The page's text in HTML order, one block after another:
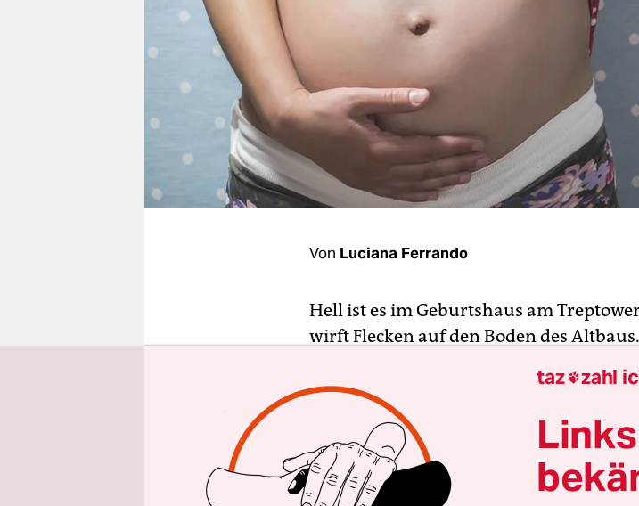
verlag
veranstaltungen
shop
fragen & hilfe
unterstützen
abo
Von Luciana Ferrando
Hell ist es im Geburtshaus am
wirft Flecken auf den Boden des
miteinander. An den Wänden hängen
Willkommenskarten, Blumen. Eine
begleitet von Peter Wolf. Er
ihren Bauch. „Passt auf euch auf!“, sagt
taz zahl